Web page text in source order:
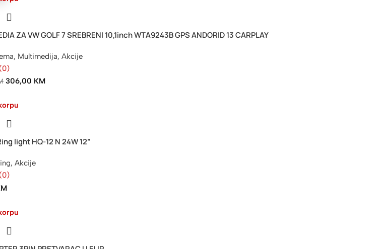
ZA VW GOLF 7 SREBRENI 10,1inch WTA9243B GPS ANDORID 13 CARPLAY
, Multimedija, Akcije
306,00 KM
light HQ-12 N 24W 12”
, Akcije